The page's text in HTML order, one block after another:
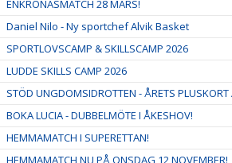
ENKRONASMATCH 28 MARS!
Daniel Nilo - Ny sportchef Alvik Basket
SPORTLOVSCAMP & SKILLSCAMP 2026
LUDDE SKILLS CAMP 2026
STÖD UNGDOMSIDROTTEN - ÅRETS PLUSKORT
BOKA LUCIA - DUBBELMÖTE I ÅKESHOV!
HEMMAMATCH I SUPERETTAN!
HEMMAMATCH NU PÅ ONSDAG 12 NOVEMBER!